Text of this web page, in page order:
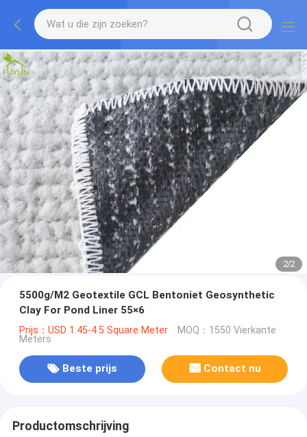
2/2
5500g/M2 Geotextile GCL Bentoniet Geosynthetic
Clay For Pond Liner 55×6
Prijs：USD 1.45-4.5 Square Meter MOQ：1550 Vierkante
Meters
Beste prijs Contact nu
Productomschrijving